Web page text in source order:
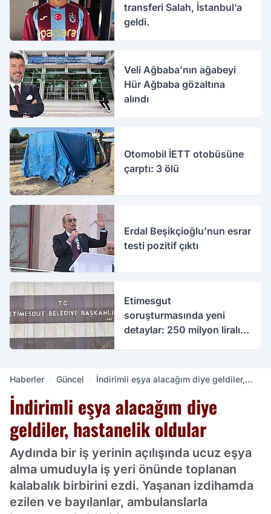
transferi Salah, İstanbul’a
geldi.
Veli Ağbaba’nın ağabeyi
Hür Ağbaba gözaltına
alındı
Otomobil İETT otobüsüne
çarptı: 3 ölü
Erdal Beşikçioğlu’nun esrar
testi pozitif çıktı
Etimesgut
soruşturmasında yeni
detaylar: 250 milyon liralık
Haberler Güncel
İndirimli eşya alacağım diye geldiler,
İndirimli eşya alacağım diye
geldiler, hastanelik oldular
Aydında bir iş yerinin açılışında ucuz eşya
alma umuduyla iş yeri önünde toplanan
kalabalık birbirini ezdi. Yaşanan izdihamda
ezilen ve bayılanlar, ambulanslarla